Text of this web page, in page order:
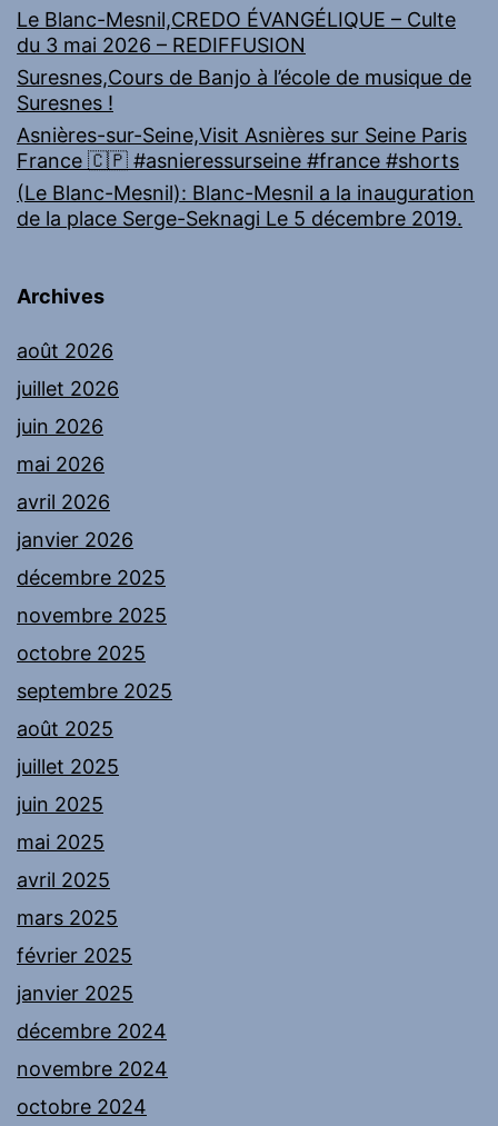
Le Blanc-Mesnil,CREDO ÉVANGÉLIQUE – Culte
du 3 mai 2026 – REDIFFUSION
Suresnes,Cours de Banjo à l’école de musique de
Suresnes !
Asnières-sur-Seine,Visit Asnières sur Seine Paris
France 🇨🇵 #asnieressurseine #france #shorts
(Le Blanc-Mesnil): Blanc-Mesnil a la inauguration
de la place Serge-Seknagi Le 5 décembre 2019.
Archives
août 2026
juillet 2026
juin 2026
mai 2026
avril 2026
janvier 2026
décembre 2025
novembre 2025
octobre 2025
septembre 2025
août 2025
juillet 2025
juin 2025
mai 2025
avril 2025
mars 2025
février 2025
janvier 2025
décembre 2024
novembre 2024
octobre 2024